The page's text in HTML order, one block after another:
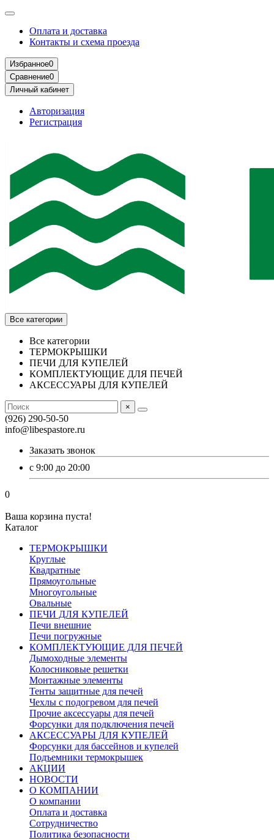
Оплата и доставка
Контакты и схема проезда
Избранное0
Сравнение0
Личный кабинет
Авторизация
Регистрация
Все категории
Все категории
ТЕРМОКРЫШКИ
ПЕЧИ ДЛЯ КУПЕЛЕЙ
КОМПЛЕКТУЮЩИЕ ДЛЯ ПЕЧЕЙ
АКСЕССУАРЫ ДЛЯ КУПЕЛЕЙ
×
(926) 290-50-50
info@libespastore.ru
Заказать звонок
с 9:00 до 20:00
0
Ваша корзина пуста!
Каталог
ТЕРМОКРЫШКИ
Круглые
Квадратные
Прямоугольные
Многоугольные
Овальные
ПЕЧИ ДЛЯ КУПЕЛЕЙ
Печи внешние
Печи погружные
КОМПЛЕКТУЮЩИЕ ДЛЯ ПЕЧЕЙ
Дымоходные элементы
Колосниковые решетки
Монтажные элементы
Тенты защитные для печей
Чехлы с подогревом для печей
Прочие аксессуары для печей
Форсунки для подключения печей
АКСЕССУАРЫ ДЛЯ КУПЕЛЕЙ
Форсунки для бассейнов и купелей
Подъемники термокрышек
АКЦИИ
НОВОСТИ
О КОМПАНИИ
О компании
Оплата и доставка
Сотрудничество
​Политика безопасности